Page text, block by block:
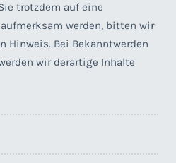
trotzdem auf eine
werden, bitten wir
Hinweis. Bei Bekanntwerden
wir derartige Inhalte